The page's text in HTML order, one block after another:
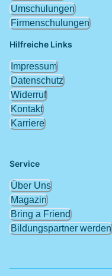
Hilfreiche Links
Impressum
Datenschutz
Widerruf
Kontakt
Karriere
Service
Über Uns
Magazin
Bring a Friend
Bildungspartner werden
Umschulungen
Firmenschulungen